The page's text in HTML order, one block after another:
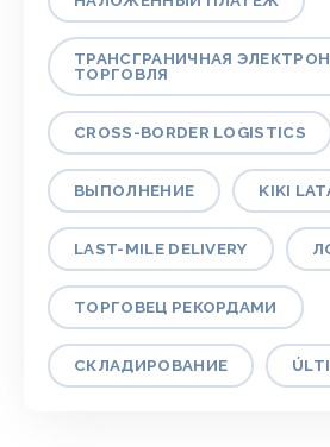
ТРАНСГРАНИЧНАЯ
ТОРГОВЛЯ
CROSS-BORDER LOGISTICS
ВЫПОЛНЕНИЕ KIKI
LAST-MILE DELIVERY
ТОРГОВЕЦ РЕКОРДАМИ
СКЛАДИРОВАНИЕ